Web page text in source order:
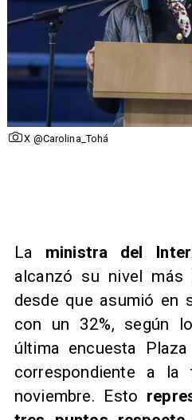
X @Carolina_Tohá
​La ministra del
alcanzó su nivel más
desde que asumió en
con un 32%, según
última encuesta
correspondiente a la
noviembre. Esto